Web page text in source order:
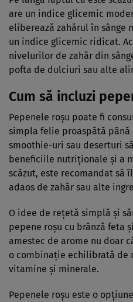
are un indice glicemic
eliberează zahărul în
un indice glicemic ridicat.
nivelurilor de zahăr din
pofta de dulciuri sau alte
Cum să incluzi
Pepenele roșu poate fi
simpla felie proaspătă până
smoothie-uri sau deserturi
beneficiile nutriționale și a
scăzut, este recomandat să
adaos de zahăr sau alte
O idee de rețetă simplă și
pepene roșu cu brânză feta
amestec de arome nu doar
o combinație echilibrată de
vitamine și minerale.
Pepenele roșu este o